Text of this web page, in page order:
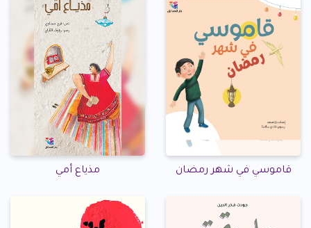
قاموسي في شهر رمضان مذياع أمي